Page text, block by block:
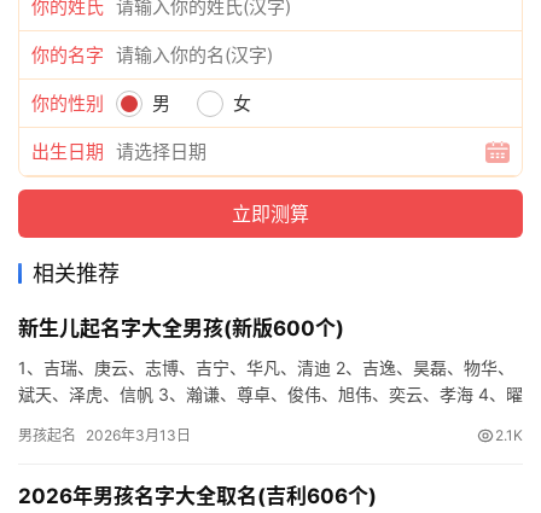
你的姓氏
你的名字
你的性别 男 女
出生日期
相关推荐
新生儿起名字大全男孩(新版600个)
1、吉瑞、庚云、志博、吉宁、华凡、清迪 2、吉逸、昊磊、物华、
斌天、泽虎、信帆 3、瀚谦、尊卓、俊伟、旭伟、奕云、孝海 4、曜
男孩起名 2026年3月13日 2.1K
2026年男孩名字大全取名(吉利606个)